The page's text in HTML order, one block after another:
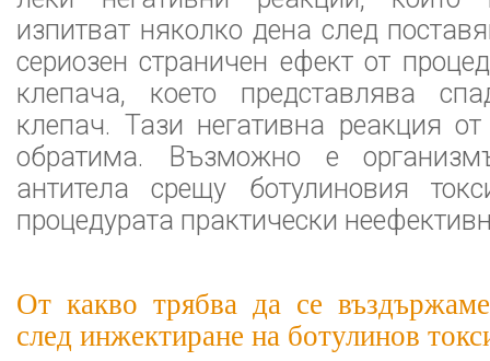
изпитват няколко дена след
сериозен страничен ефект от
клепача, което представлява
клепач. Тази негативна реакция
обратима. Възможно е
антитела срещу ботулиновия
процедурата практически
От какво трябва да се
след инжектиране на ботулинов